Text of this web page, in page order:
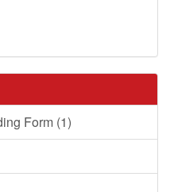
Form (1)